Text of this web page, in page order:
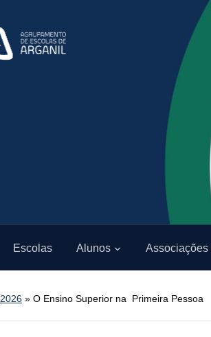
Escolas Alunos Associações
2026 » O Ensino Superior na Primeira Pessoa